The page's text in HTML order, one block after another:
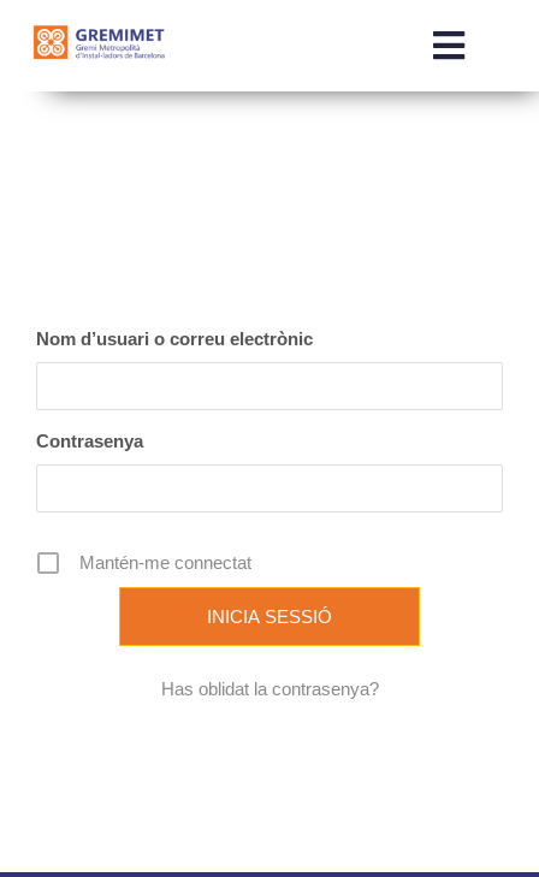
Toggle
NOTÍCIES
OTE
REVISTA DIGITAL
Nom d’usuari o correu electrònic
Contrasenya
Mantén-me connectat
Has oblidat la contrasenya?